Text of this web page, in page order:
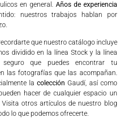
en general. Años de experiencia
nuestros trabajos hablan por
que nuestro catálogo incluye
dividido en la línea Stock y la línea
seguro que puedes encontrar tu
las fotografías que las acompañan.
la colección Gaudí, así como
pueden hacer de cualquier espacio un
otros artículos de nuestro blog
lo que podemos ofrecerte.